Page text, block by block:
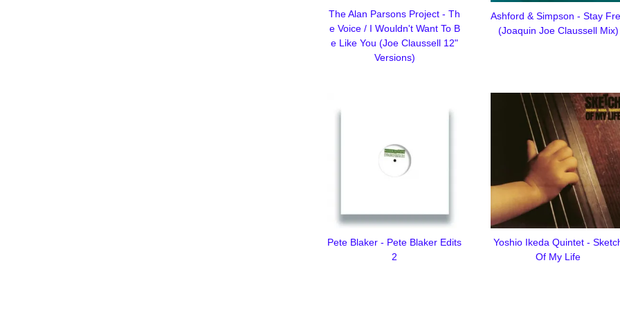
The Alan Parsons Project - Th
e Voice / I Wouldn't Want To B
e Like You (Joe Claussell 12"
Versions)
Ashford & Simpson - Stay
(Joaquin Joe Claussell Mix)
Pete Blaker - Pete Blaker Edits
2
Yoshio Ikeda Quintet -
Of My Life